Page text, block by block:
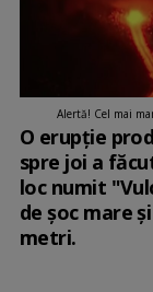
Alertă! Cel mai
O erupție
spre joi a
loc numit
de șoc mare
metri.